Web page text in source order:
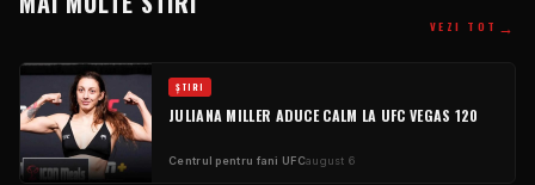
VEZI TOT →
ŞTIRI
JULIANA MILLER ADUCE CALM LA UFC VEGAS 120
Centrul pentru fani UFCaugust 6